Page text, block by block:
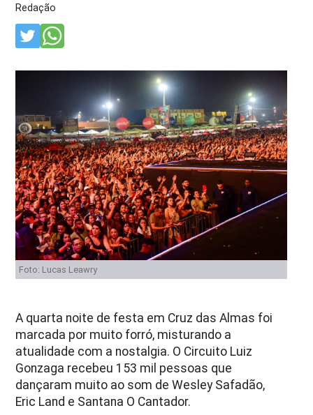
Redação
Foto: Lucas Leawry
A quarta noite de festa em Cruz das Almas foi
marcada por muito forró, misturando a
atualidade com a nostalgia. O Circuito Luiz
Gonzaga recebeu 153 mil pessoas que
dançaram muito ao som de Wesley Safadão,
Eric Land e Santana O Cantador.